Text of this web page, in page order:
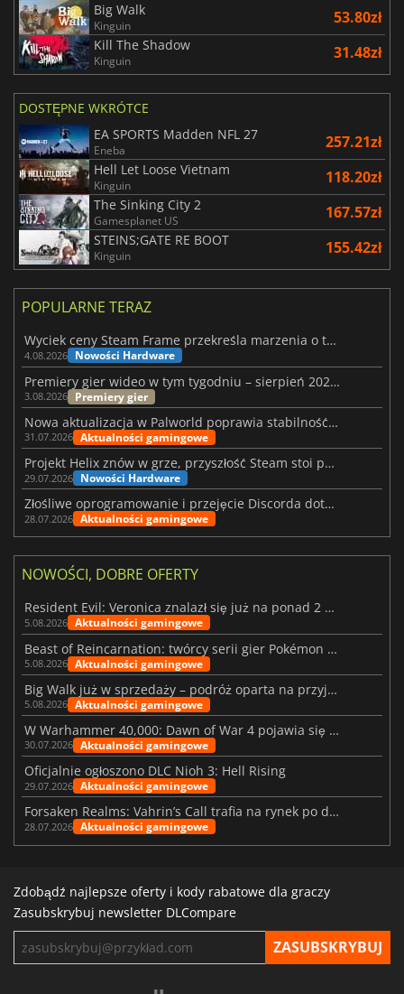
Big Walk
Kinguin 53.80zł
Kill The Shadow
Kinguin 31.48zł
DOSTĘPNE WKRÓTCE
EA SPORTS Madden NFL 27
Eneba 257.21zł
Hell Let Loose Vietnam
Kinguin 118.20zł
The Sinking City 2
Gamesplanet US 167.57zł
STEINS;GATE RE BOOT
Kinguin 155.42zł
POPULARNE TERAZ
Wyciek ceny Steam Frame przekreśla marzenia o tanim zestawie VR
4.08.2026 Nowości Hardware
Premiery gier wideo w tym tygodniu – sierpień 2026 r. (32. tydzień)
3.08.2026 Premiery gier
Nowa aktualizacja w Palworld poprawia stabilność Sunreach i walk z bossami
31.07.2026 Aktualności gamingowe
Projekt Helix znów w grze, przyszłość Steam stoi pod znakiem zapytania
29.07.2026 Nowości Hardware
Złośliwe oprogramowanie i przejęcie Discorda dotknęły Meccha Chameleon
28.07.2026 Aktualności gamingowe
NOWOŚCI, DOBRE OFERTY
Resident Evil: Veronica znalazł się już na ponad 2 milionach list życzeń
5.08.2026 Aktualności gamingowe
Beast of Reincarnation: twórcy serii gier Pokémon wkraczają na nową ścieżkę
5.08.2026 Aktualności gamingowe
Big Walk już w sprzedaży – podróż oparta na przyjaźni
5.08.2026 Aktualności gamingowe
W Warhammer 40,000: Dawn of War 4 pojawia się frakcja Nekronów
30.07.2026 Aktualności gamingowe
Oficjalnie ogłoszono DLC Nioh 3: Hell Rising
29.07.2026 Aktualności gamingowe
Forsaken Realms: Vahrin’s Call trafia na rynek po dziesięciu latach prac
28.07.2026 Aktualności gamingowe
Zdobądź najlepsze oferty i kody rabatowe dla graczy
Zasubskrybuj newsletter DLCompare